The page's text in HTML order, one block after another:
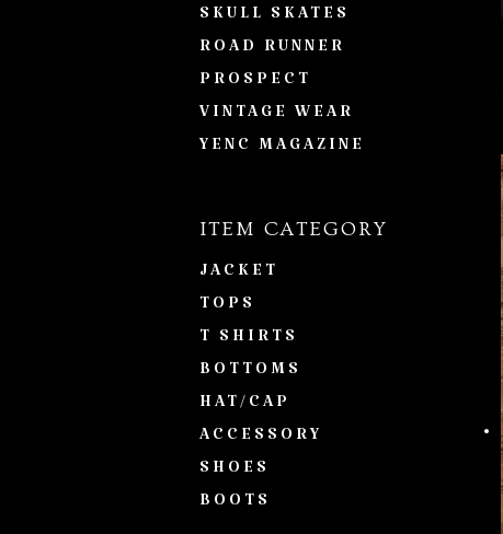
SKULL SKATES
ROAD RUNNER
PROSPECT
VINTAGE WEAR
YENC MAGAZINE
ITEM CATEGORY
JACKET
TOPS
T SHIRTS
BOTTOMS
HAT/CAP
ACCESSORY
SHOES
BOOTS